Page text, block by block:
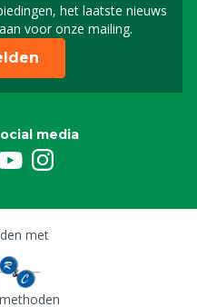
het laatste nieuws
voor onze mailing.
je in voor onze
media
met